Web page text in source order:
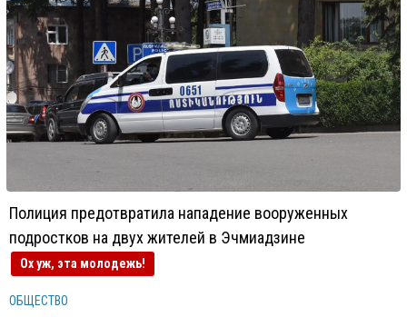
Полиция предотвратила нападение вооруженных
подростков на двух жителей в Эчмиадзине
Ох уж, эта молодежь!
ОБЩЕСТВО